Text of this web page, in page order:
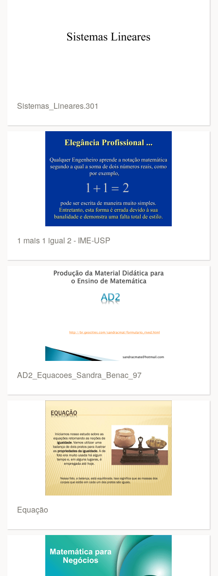
Sistemas_Lineares.301
1 mais 1 igual 2 - IME-USP
AD2_Equacoes_Sandra_Benac_97
Equação